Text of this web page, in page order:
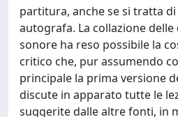
partitura, anche se si tratta
autografa. La collazione
sonore ha reso possibile la
critico che, pur assumendo
principale la prima versione
discute in apparato tutte le
suggerite dalle altre fonti, in